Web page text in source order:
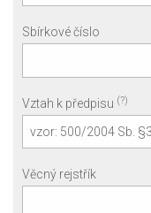
Sbírkové číslo
Vztah k předpisu (?)
Věcný rejstřík